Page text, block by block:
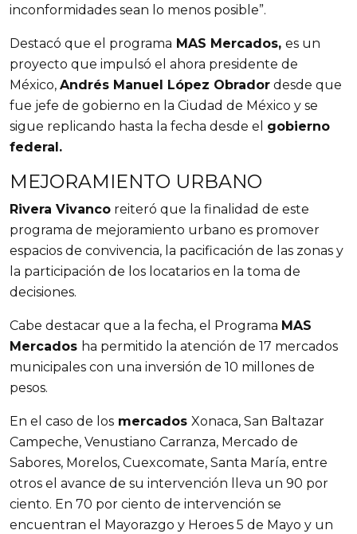
inconformidades sean lo menos posible”.
Destacó que el programa MAS Mercados, es un
proyecto que impulsó el ahora presidente de
México, Andrés Manuel López Obrador desde que
fue jefe de gobierno en la Ciudad de México y se
sigue replicando hasta la fecha desde el gobierno
federal.
MEJORAMIENTO URBANO
Rivera Vivanco reiteró que la finalidad de este
programa de mejoramiento urbano es promover
espacios de convivencia, la pacificación de las zonas y
la participación de los locatarios en la toma de
decisiones.
Cabe destacar que a la fecha, el Programa MAS
Mercados ha permitido la atención de 17 mercados
municipales con una inversión de 10 millones de
pesos.
En el caso de los mercados Xonaca, San Baltazar
Campeche, Venustiano Carranza, Mercado de
Sabores, Morelos, Cuexcomate, Santa María, entre
otros el avance de su intervención lleva un 90 por
ciento. En 70 por ciento de intervención se
encuentran el Mayorazgo y Heroes 5 de Mayo y un